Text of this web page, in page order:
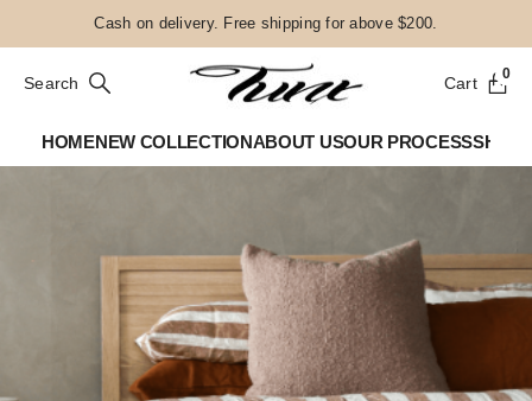
Cash on delivery. Free shipping for above $200.
Cart 0
Search
HOMENEW COLLECTIONABOUT USOUR PROCESSSHOP